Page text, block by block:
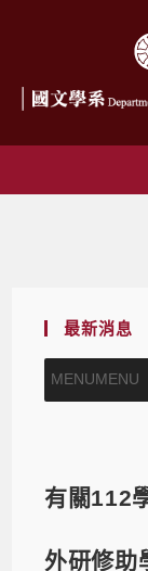
最新消息
MENUMENU
有關112
外研修助